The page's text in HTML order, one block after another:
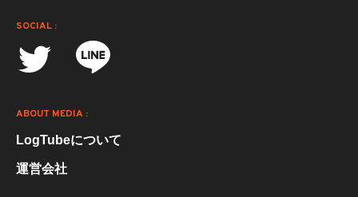
SOCIAL :
ABOUT MEDIA :
LogTubeについて
運営会社